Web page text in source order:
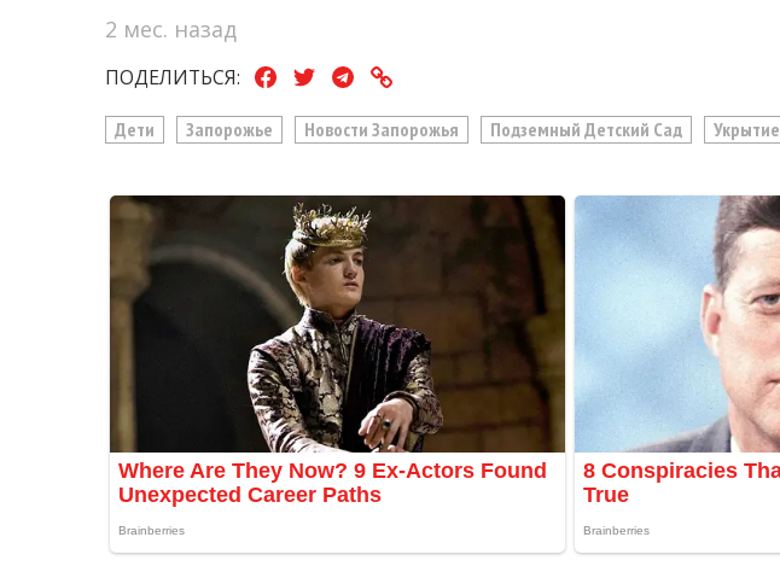
2 мес. назад
ПОДЕЛИТЬСЯ:
Дети Запорожье Новости Запорожья Подземный Детский Сад Укрытие